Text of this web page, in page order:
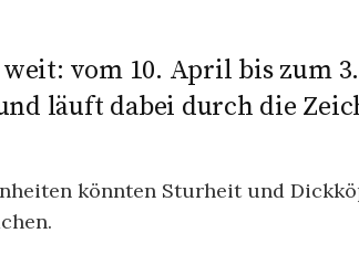
vom 10. April bis zum
läuft dabei durch die
könnten Sturheit und